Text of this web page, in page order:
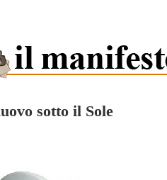
sotto il Sole